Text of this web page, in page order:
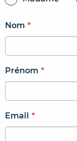
Nom *
Prénom *
Email *